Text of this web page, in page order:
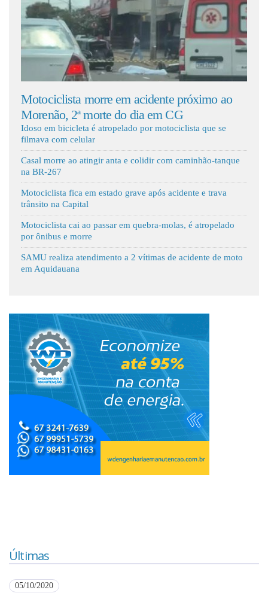
Fale Conosco
em acidente próximo ao
do dia em CG
Batida entre carro e
e quatro crianças
Idoso em bicicleta é atropelado por motociclista que se
filmava com celular
Casal morre ao atingir anta e colidir com caminhão-tanque
na BR-267
Motociclista fica em estado grave após acidente e trava
trânsito na Capital
Motociclista cai ao passar em quebra-molas, é atropelado
por ônibus e morre
SAMU realiza atendimento a 2 vítimas de acidente de moto
em Aquidauana
Últimas
05/10/2020